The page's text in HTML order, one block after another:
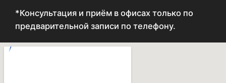
*Консультация и приём в офисах только по
предварительной записи по телефону.